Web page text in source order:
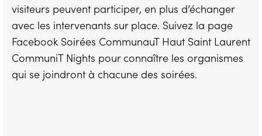
visiteurs peuvent participer, en plus d’échanger
avec les intervenants sur place. Suivez la page
Facebook Soirées CommunauT Haut Saint Laurent
CommuniT Nights pour connaître les organismes
qui se joindront à chacune des soirées.